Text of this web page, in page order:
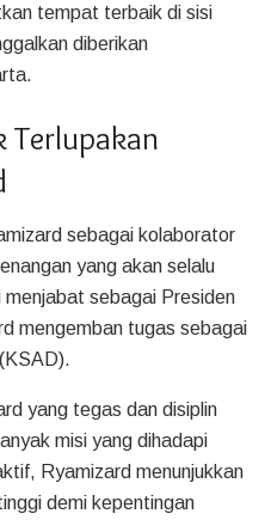
tempat terbaik di sisi
diberikan
Terlupakan
sebagai kolaborator
yang akan selalu
sebagai Presiden
mengemban tugas sebagai
yang tegas dan disiplin
misi yang dihadapi
Ryamizard menunjukkan
demi kepentingan